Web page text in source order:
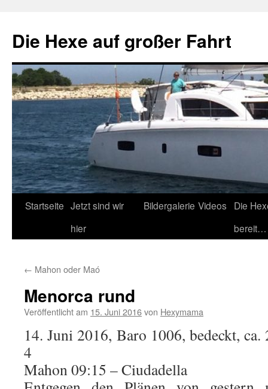
springen
Die Hexe auf großer Fahrt
Startseite Jetzt sind wir
hier
Bildergalerie Videos
Die
bereit…
← Mahon oder Maó
Menorca rund
Veröffentlicht am 15. Juni 2016von Hexymama
14. Juni 2016, Baro 1006, bedeckt,
4
Mahon 09:15 – Ciudadella